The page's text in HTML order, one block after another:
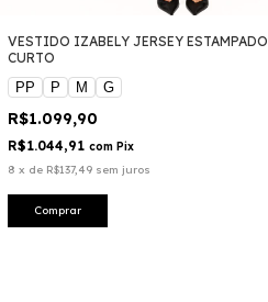
VESTIDO IZABELY JERSEY ESTAMPADO
CURTO
PP
P M G
R$1.099,90
R$1.044,91com Pix
8 x de R$137,49 sem juros
Comprar